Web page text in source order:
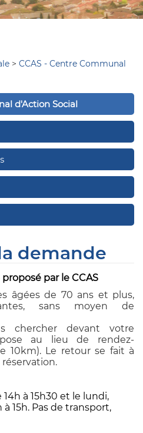
> CCAS - Centre Communal
d'Action Social
demande
par le CCAS
âgées de 70 ans et plus,
sans moyen de
chercher devant votre
au lieu de rendez-
10km). Le retour se fait à
réservation.
à 15h30 et le lundi,
15h. Pas de transport,